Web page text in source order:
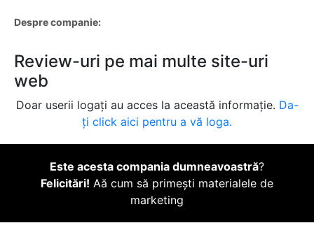
Despre companie:
Review-uri pe mai multe site-uri
web
Doar userii logați au acces la această informație. Da-
ți click aici pentru a vă loga.
Este acesta compania dumneavoastră?
Felicitări! Aă cum să primești materialele de
marketing